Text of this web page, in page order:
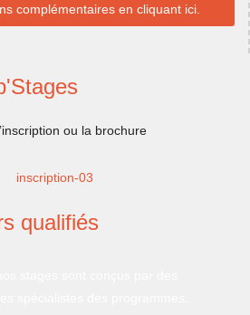
complémentaires en cliquant ici.
ou la brochure
qualifiés